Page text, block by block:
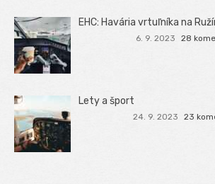
EHC: Havária vrtuľníka na
6. 9. 2023 28
Lety a šport
24. 9. 2023 23